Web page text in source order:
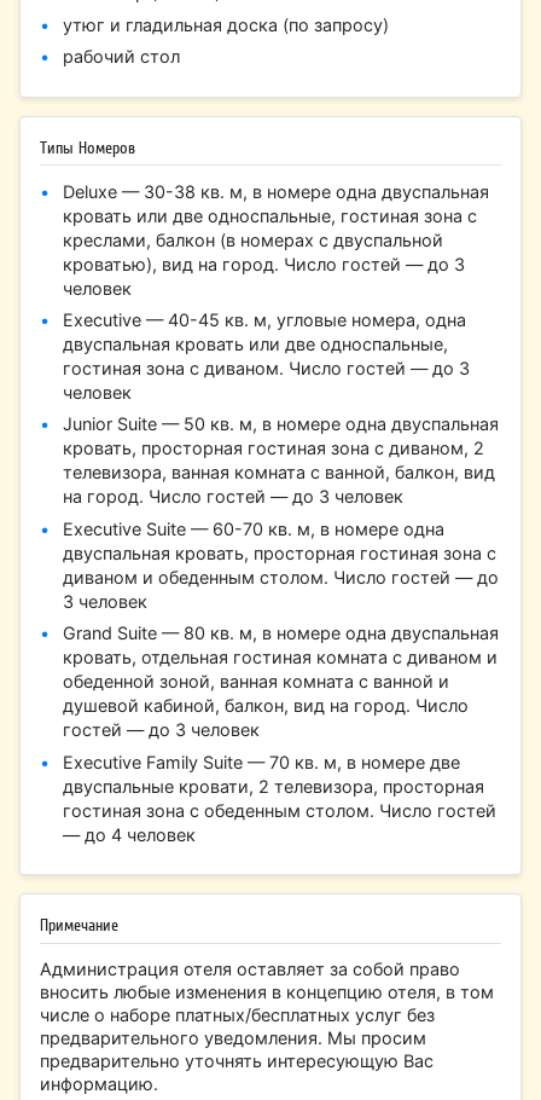
утюг и гладильная доска (по запросу)
рабочий стол
Типы Номеров
Deluxe — 30-38 кв. м, в номере одна двуспальная
кровать или две односпальные, гостиная зона с
креслами, балкон (в номерах с двуспальной
кроватью), вид на город. Число гостей — до 3
человек
Executive — 40-45 кв. м, угловые номера, одна
двуспальная кровать или две односпальные,
гостиная зона с диваном. Число гостей — до 3
человек
Junior Suite — 50 кв. м, в номере одна двуспальная
кровать, просторная гостиная зона с диваном, 2
телевизора, ванная комната с ванной, балкон, вид
на город. Число гостей — до 3 человек
Executive Suite — 60-70 кв. м, в номере одна
двуспальная кровать, просторная гостиная зона с
диваном и обеденным столом. Число гостей — до
3 человек
Grand Suite — 80 кв. м, в номере одна двуспальная
кровать, отдельная гостиная комната с диваном и
обеденной зоной, ванная комната с ванной и
душевой кабиной, балкон, вид на город. Число
гостей — до 3 человек
Executive Family Suite — 70 кв. м, в номере две
двуспальные кровати, 2 телевизора, просторная
гостиная зона с обеденным столом. Число гостей
— до 4 человек
Примечание
Администрация отеля оставляет за собой право
вносить любые изменения в концепцию отеля, в том
числе о наборе платных/бесплатных услуг без
предварительного уведомления. Мы просим
предварительно уточнять интересующую Вас
информацию.